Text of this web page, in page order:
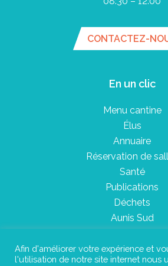
CONTACTEZ-
En un clic
Menu cantine
Élus
Annuaire
Réservation de
Santé
Publications
Déchets
Aunis Sud
Plan du site
Afin d'améliorer votre expérience et
l'utilisation de notre site internet nous